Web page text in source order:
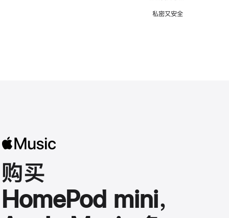
私密又安全
购买
HomePod mini，